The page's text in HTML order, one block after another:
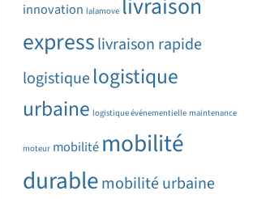
innovation lalamove livraison
expresslivraison rapide
logistiquelogistique
urbaine logistique événementielle maintenance
moteur mobilité mobilité
durablemobilité urbaine